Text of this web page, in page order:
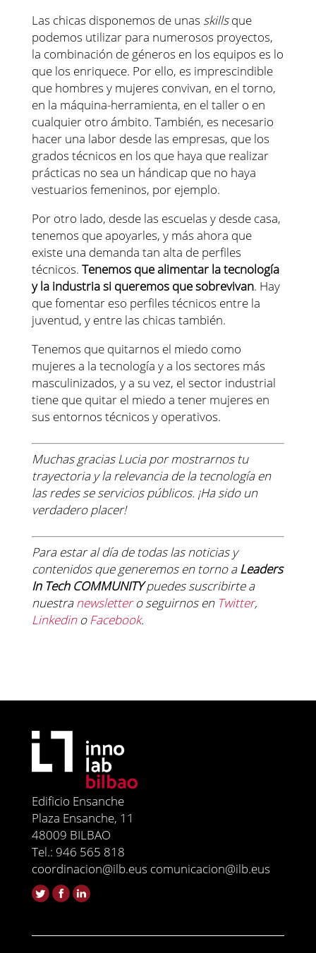
Las chicas disponemos de unas skillsque
podemos utilizar para numerosos proyectos,
la combinación de géneros en los equipos es lo
que los enriquece. Por ello, es imprescindible
que hombres y mujeres convivan, en el torno,
en la máquina-herramienta, en el taller o en
cualquier otro ámbito. También, es necesario
hacer una labor desde las empresas, que los
grados técnicos en los que haya que realizar
prácticas no sea un hándicap que no haya
vestuarios femeninos, por ejemplo.
Por otro lado, desde las escuelas y desde casa,
tenemos que apoyarles, y más ahora que
existe una demanda tan alta de perfiles
técnicos. Tenemos que alimentar la tecnología
y la industria si queremos que sobrevivan. Hay
que fomentar eso perfiles técnicos entre la
juventud, y entre las chicas también.
Tenemos que quitarnos el miedo como
mujeres a la tecnología y a los sectores más
masculinizados, y a su vez, el sector industrial
tiene que quitar el miedo a tener mujeres en
sus entornos técnicos y operativos.
Muchas gracias Lucia por mostrarnos tu
trayectoria y la relevancia de la tecnología en
las redes se servicios públicos. ¡Ha sido un
verdadero placer!
Para estar al día de todas las noticias y
contenidos que generemos en torno aLeaders
In Tech COMMUNITYpuedes suscribirte a
nuestranewslettero seguirnos en Twitter,
Linkedin oFacebook.
Edificio Ensanche
Plaza Ensanche, 11
48009 BILBAO
Tel.: 946 565 818
coordinacion@ilb.eus comunicacion@ilb.eus